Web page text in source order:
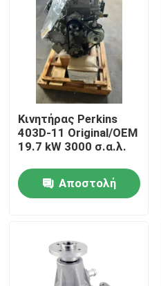
Αρχική Σελίδα
Προϊόντα
Σχετικά με εμάς
Κινητήρας Perkins
403D-11 Original/OEM
19.7 kW 3000 σ.α.λ.
Αποστολή